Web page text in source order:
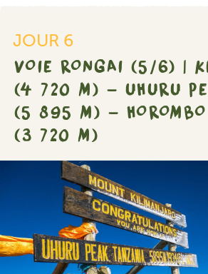
JOUR 6
VOIE RONGAI (5/6) |
(4 720 M) - UHURU
(5 895 M) -
(3 720 M)